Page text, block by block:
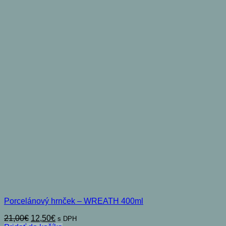
Porcelánový hrnček – WREATH 400ml
21,00€ Pôvodná
12,50€Aktuálna
s DPH